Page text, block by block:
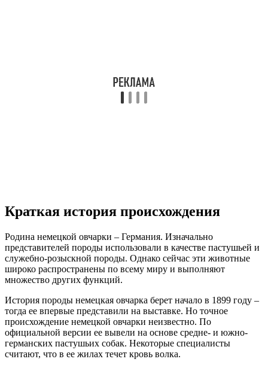
Краткая история происхождения
Родина немецкой овчарки – Германия. Изначально
представителей породы использовали в качестве пастушьей и
служебно-розыскной породы. Однако сейчас эти животные
широко распространены по всему миру и выполняют
множество других функций.
История породы немецкая овчарка берет начало в 1899 году –
тогда ее впервые представили на выставке. Но точное
происхождение немецкой овчарки неизвестно. По
официальной версии ее вывели на основе средне- и южно-
германских пастушьих собак. Некоторые специалисты
считают, что в ее жилах течет кровь волка.